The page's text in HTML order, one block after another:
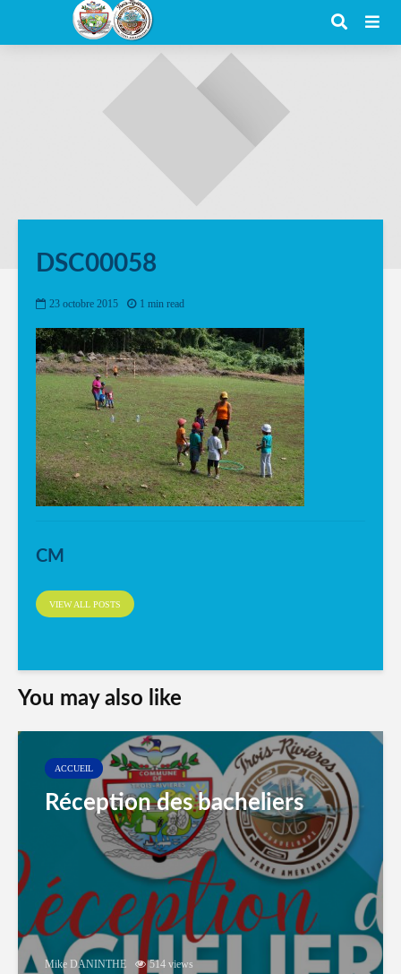
DSC00058
23 octobre 2015 1 min read
CM
VIEW ALL POSTS
You may also like
ACCUEIL
Réception des bacheliers
Mike DANINTHE 514 views